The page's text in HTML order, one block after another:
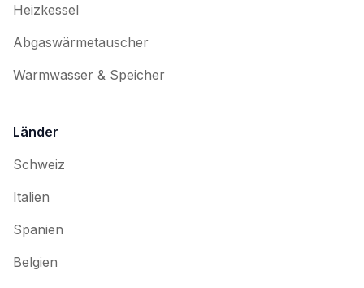
Heizkessel
Abgaswärmetauscher
Warmwasser & Speicher
Länder
Schweiz
Italien
Spanien
Belgien